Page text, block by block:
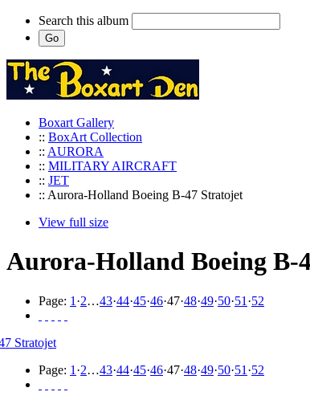
Search this album
Boxart Gallery
:: BoxArt Collection
:: AURORA
:: MILITARY AIRCRAFT
:: JET
:: Aurora-Holland Boeing B-47 Stratojet
View full size
Aurora-Holland Boeing B-
Page: 1 ·2…43·44·45·46·47·48·49·50·51 ·52
Page: 1 ·2…43·44·45·46·47·48·49·50·51 ·52